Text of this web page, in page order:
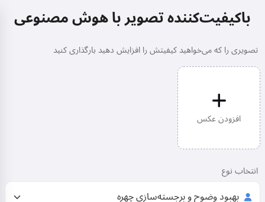
باکیفیت‌کننده تصویر با هوش مصنوعی
تصویری را که می‌خواهید کیفیتش را افزایش دهید بارگذاری کنید
افزودن عکس
انتخاب نوع